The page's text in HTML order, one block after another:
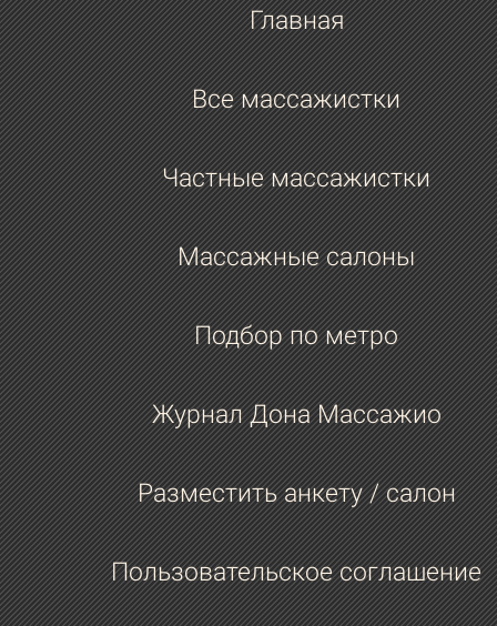
Главная
Все массажистки
Частные массажистки
Массажные салоны
Подбор по метро
Журнал Дона Массажио
Разместить анкету / салон
Пользовательское соглашение